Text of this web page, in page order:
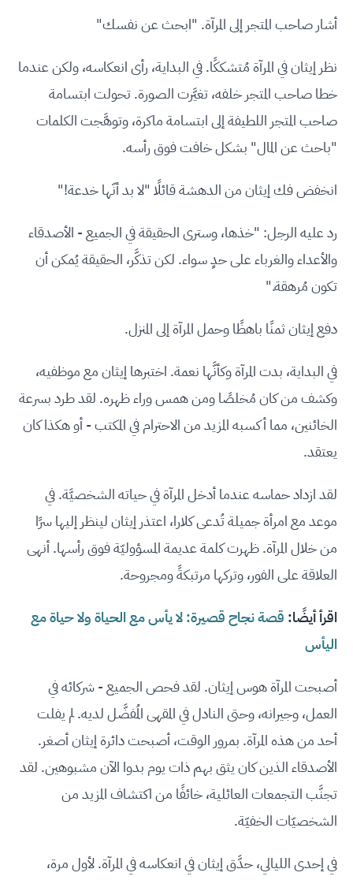
أشار صاحب المتجر إلى المرآة. "ابحث عن نفسك"
نظر إيثان في المرآة مُتشككًا. في البداية، رأى انعكاسه، ولكن عندما
خطا صاحب المتجر خلفه، تغيَّرت الصورة. تحولت ابتسامة
صاحب المتجر اللطيفة إلى ابتسامة ماكرة، وتوهَّجت الكلمات
"باحث عن المال" بشكل خافت فوق رأسه.
انخفض فك إيثان من الدهشة قائلًا "لا بد أنّها خدعة!"
رد عليه الرجل: "خذها، وسترى الحقيقة في الجميع - الأصدقاء
والأعداء والغرباء على حدٍ سواء. لكن تذكَّر، الحقيقة يُمكن أن
تكون مُرهقة."
دفع إيثان ثمنًا باهظًا وحمل المرآة إلى المنزل.
في البداية، بدت المرآة وكأنَّها نعمة. اختبرها إيثان مع موظفيه،
وكشف من كان مُخلصًا ومن همس وراء ظهره. لقد طرد بسرعة
الخائنين، مما أكسبه المزيد من الاحترام في المكتب - أو هكذا كان
يعتقد.
لقد ازداد حماسه عندما أدخل المرآة في حياته الشخصيَّة. في
موعد مع امرأة جميلة تُدعى كلارا، اعتذر إيثان لينظر إليها سرًا
من خلال المرآة. ظهرت كلمة عديمة المسؤوليّة فوق رأسها. أنهى
العلاقة على الفور، وتركها مرتبكةً ومجروحة.
اقرأ أيضًا: قصة نجاح قصيرة: لا يأس مع الحياة ولا حياة مع
اليأس
أصبحت المرآة هوس إيثان. لقد فحص الجميع - شركائه في
العمل، وجيرانه، وحتى النادل في المقهى المُفضَّل لديه. لم يفلت
أحد من هذه المرآة. بمرور الوقت، أصبحت دائرة إيثان أصغر.
الأصدقاء الذين كان يثق بهم ذات يوم بدوا الآن مشبوهين. لقد
تجنَّب التجمعات العائلية، خائفًا من اكتشاف المزيد من
الشخصيّات الخفيّة.
في إحدى الليالي، حدَّق إيثان في انعكاسه في المرآة. لأول مرة،